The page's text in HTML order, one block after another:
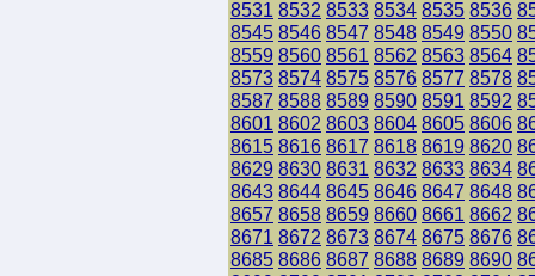
8531 8532 8533 8534 8535 8536
8545 8546 8547 8548 8549 8550
8559 8560 8561 8562 8563 8564
8573 8574 8575 8576 8577 8578
8587 8588 8589 8590 8591 8592
8601 8602 8603 8604 8605 8606
8615 8616 8617 8618 8619 8620
8629 8630 8631 8632 8633 8634
8643 8644 8645 8646 8647 8648
8657 8658 8659 8660 8661 8662
8671 8672 8673 8674 8675 8676
8685 8686 8687 8688 8689 8690